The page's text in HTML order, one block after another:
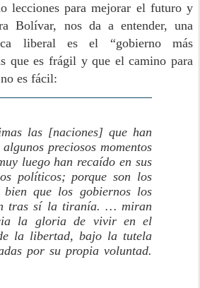
lecciones para mejorar el futuro y
Bolívar, nos da a entender, una
liberal es el “gobierno más
que es frágil y que el camino para
es fácil:
las [naciones] que han
preciosos momentos
luego han recaído en sus
políticos; porque son los
bien que los gobiernos los
tras sí la tiranía. … miran
la gloria de vivir en el
la libertad, bajo la tutela
por su propia voluntad.